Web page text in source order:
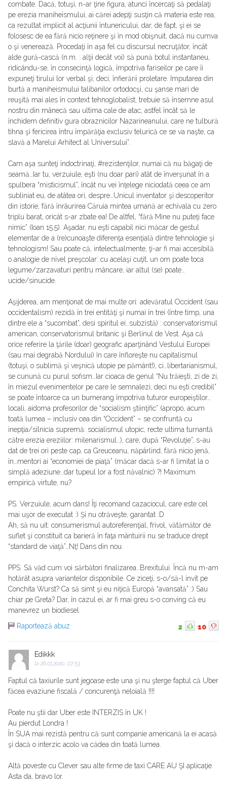
combate. Dacă, totuşi, n-ar ţine figura, atunci încercaţi să pedalaţi
pe erezia maniheismului, ai cărei adepţi susţin că materia este rea,
ca rezultat implicit al acţiunii întunericului, dar, de fapt, şi ei se
folosesc de ea fără nicio reţinere şi în mod obişnuit, dacă nu cumva
o şi venerează. Procedaţi în aşa fel cu discursul necruţător, încât
alde gură-cască (n.m. : alţii decât voi) să pună botul instantaneu,
ridicându-se, în consecinţă logică, împotriva fariseilor pe care îi
expuneţi tirului lor verbal şi, deci, înfierării proletare. Imputarea din
burtă a maniheismului talibanilor ortodocşi, cu şanse mari de
reuşită mai ales în context tehnoglobalist, trebuie să însemne asul
nostru din mânecă sau ultima cale de atac, astfel încât să le
închidem definitiv gura obraznicilor Nazarineanului, care ne tulbură
tihna şi fericirea întru împărăţia exclusiv telurică ce se va naşte, ca
slavă a Marelui Arhitect al Universului”.
Cam aşa sunteţi îndoctrinaţi, #rezistenţilor, numai că nu băgaţi de
seamă…Iar tu, verzuiule, eşti (nu doar pari) atât de înverşunat în a
spulbera “misticismul”, încât nu vei înţelege niciodată ceea ce am
subliniat eu, de atâtea ori, despre…Unicul inventator şi descoperitor
din istorie, fără înrâurirea Căruia mintea umană ar echivala cu zero
triplu barat, oricât s-ar zbate ea! De altfel, “fără Mine nu puteţi face
nimic” (Ioan 15:5). Aşadar, nu eşti capabil nici măcar de gestul
elementar de a (re)cunoaşte diferenţa esenţială dintre tehnologie şi
tehnologism! Sau poate că, intelectualmente, ţi-ar fi mai accesibilă
o analogie de nivel preşcolar: cu acelaşi cuţit, un om poate toca
legume/zarzavaturi pentru mâncare, iar altul (se) poate…
ucide/sinucide.
Aşijderea, am menţionat de mai multe ori: adevăratul Occident (sau
occidentalism) rezidă în trei entităţi şi numai în trei (între timp, una
dintre ele a “sucombat”, desi spiritul ei…subzistă) : conservatorismul
american, conservatorismul britanic şi Berlinul de Vest. Aşa că
orice referire la ţările (doar) geografic aparţinând Vestului Europei
(sau mai degrabă Nordului) în care înfloreşte nu capitalismul
(totuşi, o sublimă şi veşnică utopie pe pământ!), ci…libertarianismul,
se cunună cu purul sofism…Iar cioaca de genul “Nu trăieşti, zi de zi,
în miezul evenimentelor pe care le semnalezi, deci nu eşti credibil”
se poate întoarce ca un bumerang împotriva tuturor europeiştilor…
locali, aidoma profesorilor de “socialism ştiinţific” (apropo, acum
toată lumea – inclusiv cea din “Occident” – se confruntă cu
inepţia/silnicia supremă: socialismul utopic, recte ultima turnantă
către erezia ereziilor: milenarismul…), care, după “Revoluţie”, s-au
dat de trei ori peste cap, ca Greuceanu, năpârlind, fără nicio jenă,
în…mentori ai “economiei de piaţă” (măcar dacă s-ar fi limitat la o
simplă adeziune…dar tupeul lor a fost năvalnic) ?! Maximum
empirică virtute, nu?
PS. Verzuiule, acum dans! Îţi recomand cazaciocul, care este cel
mai uşor de executat :) Şi nu otrăveşte, garantat :D
Ah, să nu uit: consumerismul autoreferenţial, frivol, vătămător de
suflet şi constituit ca barieră în faţa mântuirii nu se traduce drept
“standard de viaţă”…Nţ! Dans din nou.
PPS. Să văd cum voi sărbători finalizarea…Brexitului. Încă nu m-am
hotărât asupra variantelor disponibile. Ce ziceţi, s-o/să-l invit pe
Conchita Wurst? Ca să simt şi eu niţică Europă “avansată” :) Sau
chiar pe Greta? Dar, în cazul ei, ar fi mai greu s-o conving că eu
manevrez un biodiesel.
Raportează abuz
2 10
Edikkk
la 26.01.2020, 07:53
Faptul că taxiurile sunt jegoase este una şi nu şterge faptul că Uber
făcea evaziune fiscală / concurenţă neloială !!!!
Poate nu ştii dar Uber este INTERZIS în UK !
Au pierdut Londra !
În SUA mai rezistă pentru că sunt companie americană la ei acasă
şi dacă o interzic acolo va cădea din toată lumea.
Altă poveste cu Clever sau alte firme de taxi CARE AU ŞI aplicaţie.
Asta da, bravo lor.